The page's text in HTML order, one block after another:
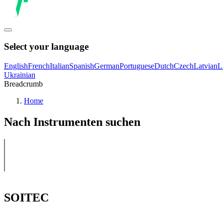
Select your language
EnglishFrenchItalianSpanishGermanPortugueseDutchCzechLatvian
Ukrainian
Breadcrumb
Home
Nach Instrumenten suchen
SOITEC